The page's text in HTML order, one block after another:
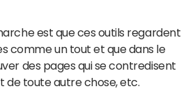
est que ces outils regardent
comme un tout et que dans le
des pages qui se contredisent
de toute autre chose, etc.